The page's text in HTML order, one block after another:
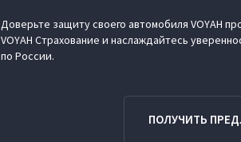
Доверьте защиту своего автомобиля VOYAH
VOYAH Страхование и наслаждайтесь
по России.
ПОЛУЧИТЬ